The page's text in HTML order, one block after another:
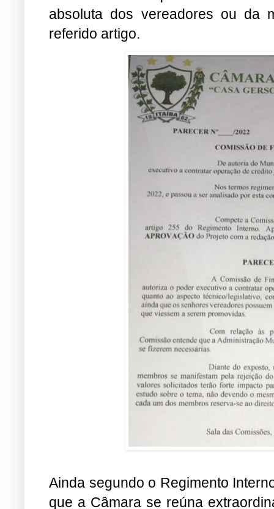
absoluta dos vereadores ou da
referido artigo.
Ainda segundo o Regimento
que a Câmara se reúna